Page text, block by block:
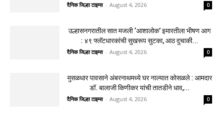
दैनिक जिल्हा टाइम्स - August 4, 2026 0
उल्हासनगरातील सात मजली ‘आशालोक’ इमारतीला भीषण आग
: ४९ फ्लॅटधारकांची सुखरूप सुटका, आठ दुचाकी...
दैनिक जिल्हा टाइम्स - August 4, 2026 0
मुसळधार पावसाने अंबरनाथमध्ये घर नाल्यात कोसळले : आमदार
डॉ. बालाजी किणीकर यांची तातडीने धाव,...
दैनिक जिल्हा टाइम्स - August 4, 2026 0